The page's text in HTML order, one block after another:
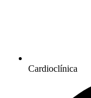
Cardioclínica